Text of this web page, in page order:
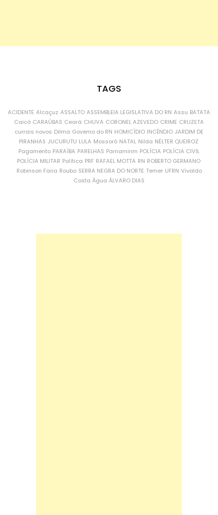
TAGS
ACIDENTE Alcaçuz ASSALTO ASSEMBLEIA LEGISLATIVA DO RN Assu BATATA
Caicó CARAÚBAS Ceará CHUVA CORONEL AZEVEDO CRIME CRUZETA
currais novos Dilma Governo do RN HOMICÍDIO INCÊNDIO JARDIM DE
PIRANHAS JUCURUTU LULA Mossoró NATAL Nilda NÉLTER QUEIROZ
Pagamento PARAÍBA PARELHAS Parnamirim POLÍCIA POLÍCIA CIVIL
POLÍCIA MILITAR Política PRF RAFAEL MOTTA RN ROBERTO GERMANO
Robinson Faria Roubo SERRA NEGRA DO NORTE Temer UFRN Vivaldo
Costa Água ÁLVARO DIAS